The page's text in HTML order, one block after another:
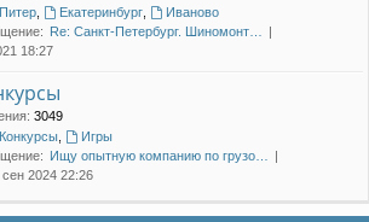
Питер, Екатеринбург,
Иваново
Re: Санкт-Петербург. Шиномонт…
18:27
: 3049
Конкурсы,
Игры
Ищу опытную компанию по грузо…
сен 2024 22:26